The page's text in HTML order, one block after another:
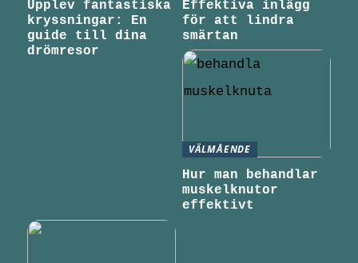
Upplev fantastiska
kryssningar: En
guide till dina
drömresor
Effektiva inlägg
för att lindra
smärtan
VÄLMÅENDE
Hur man behandlar
muskelknutor
effektivt